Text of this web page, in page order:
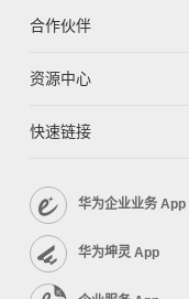
合作伙伴
资源中心
快速链接
华为企业业务 App
华为坤灵 App